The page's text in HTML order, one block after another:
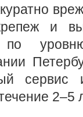
и
по
2–5